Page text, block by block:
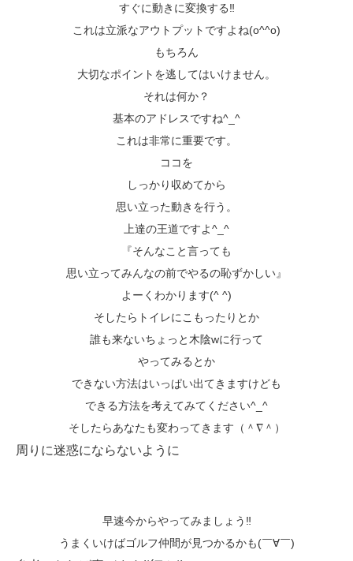
すぐに動きに変換する‼️
これは立派なアウトプットですよね(o^^o)
もちろん
大切なポイントを逃してはいけません。
それは何か？
基本のアドレスですね^_^
これは非常に重要です。
ココを
しっかり収めてから
思い立った動きを行う。
上達の王道ですよ^_^
『そんなこと言っても
思い立ってみんなの前でやるの恥ずかしい』
よーくわかります(^ ^)
そしたらトイレにこもったりとか
誰も来ないちょっと木陰wに行って
やってみるとか
できない方法はいっぱい出てきますけども
できる方法を考えてみてください^_^
そしたらあなたも変わってきます（＾∇＾）
周りに迷惑にならないように
早速今からやってみましょう‼️
うまくいけばゴルフ仲間が見つかるかも(￣∀￣)